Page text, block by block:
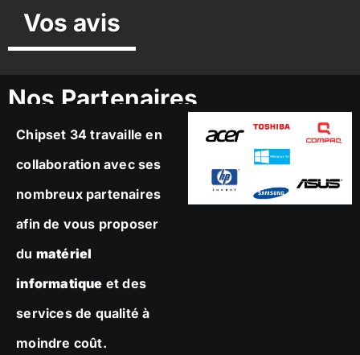
Vos avis
Nos Partenaires
Chipset 34 travaille en
collaboration avec ses
nombreux partenaires
afin de vous proposer
du matériel
informatique et des
services de qualité à
moindre coût.